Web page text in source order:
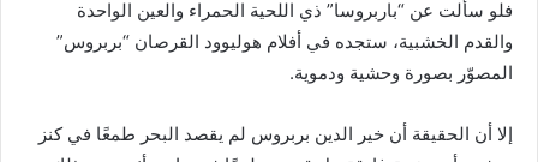
فلو سألت عن “باربروسا” ذي اللحية الحمراء والعين الواحدة
والقدم الخشبية، ستجده في أفلام هوليوود القرصان “بربروس”
المصوّر بصورة وحشية ودموية.
إلا أن الحقيقة أن خير الدين بربروس لم يقصد البحر طمعًا في كنز